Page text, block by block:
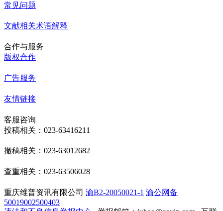
常见问题
文献相关术语解释
合作与服务
版权合作
广告服务
友情链接
客服咨询
投稿相关：023-63416211
撤稿相关：023-63012682
查重相关：023-63506028
重庆维普资讯有限公司 渝B2-20050021-1 渝公网备
50019002500403